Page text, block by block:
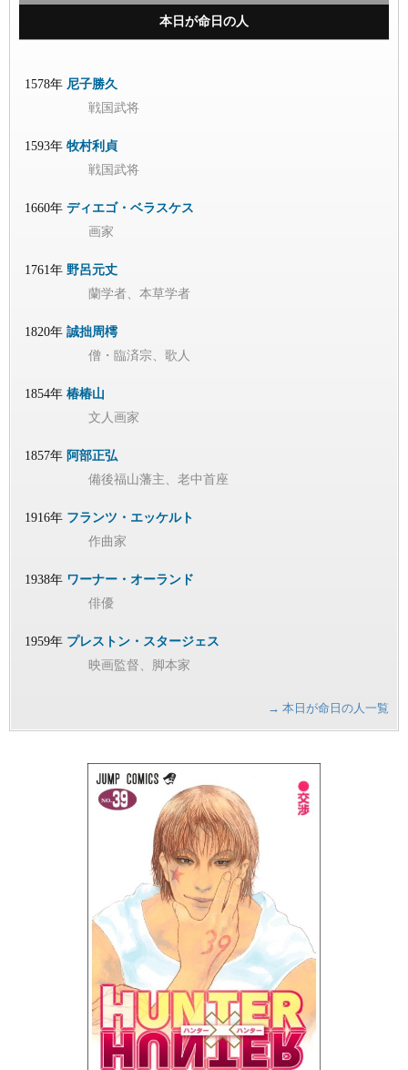
本日が命日の人
1578年 尼子勝久
戦国武将
1593年 牧村利貞
戦国武将
1660年 ディエゴ・ベラスケス
画家
1761年 野呂元丈
蘭学者、本草学者
1820年 誠拙周樗
僧・臨済宗、歌人
1854年 椿椿山
文人画家
1857年 阿部正弘
備後福山藩主、老中首座
1916年 フランツ・エッケルト
作曲家
1938年 ワーナー・オーランド
俳優
1959年 プレストン・スタージェス
映画監督、脚本家
→ 本日が命日の人一覧